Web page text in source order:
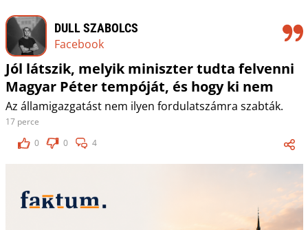
DULL SZABOLCS
Facebook
Jól látszik, melyik miniszter tudta felvenni
Magyar Péter tempóját, és hogy ki nem
Az államigazgatást nem ilyen fordulatszámra szabták.
17 perce
0
0 4